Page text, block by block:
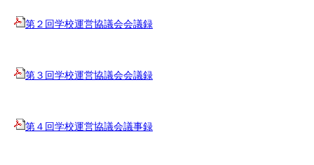
第２回学校運営協議会会議録
第３回学校運営協議会会議録
第４回学校運営協議会議事録